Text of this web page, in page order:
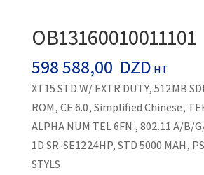
OB13160010011101
598 588,00 DZD HT
XT15 STD W/ EXTR DUTY, 512MB
ROM, CE 6.0, Simplified Chinese,
ALPHA NUM TEL 6FN , 802.11 A/B/
1D SR-SE1224HP, STD 5000 MAH,
STYLS